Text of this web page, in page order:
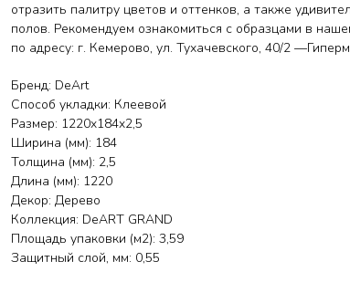
отразить палитру цветов и оттенков, а также
полов. Рекомендуем ознакомиться с образцами в
по адресу: г. Кемерово, ул. Тухачевского, 40/2
Бренд: DeArt
Способ укладки: Клеевой
Размер: 1220x184x2,5
Ширина (мм): 184
Толщина (мм): 2,5
Длина (мм): 1220
Декор: Дерево
Коллекция: DeART GRAND
Площадь упаковки (м2): 3,59
Защитный слой, мм: 0,55